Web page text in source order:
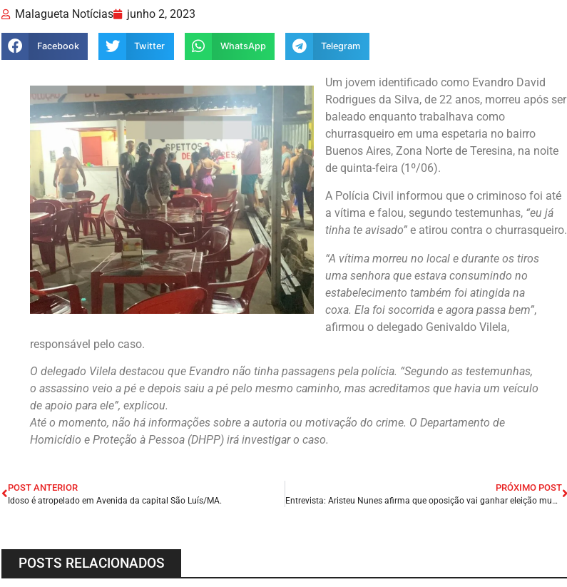
Malagueta Notícias junho 2, 2023
Facebook Twitter WhatsApp Telegram
Um jovem identificado como Evandro David
Rodrigues da Silva, de 22 anos, morreu após ser
baleado enquanto trabalhava como
churrasqueiro em uma espetaria no bairro
Buenos Aires, Zona Norte de Teresina, na noite
de quinta-feira (1º/06).
A Polícia Civil informou que o criminoso foi até
a vítima e falou, segundo testemunhas, “eu já
tinha te avisado” e atirou contra o churrasqueiro.
“A vítima morreu no local e durante os tiros
uma senhora que estava consumindo no
estabelecimento também foi atingida na
coxa. Ela foi socorrida e agora passa bem”,
afirmou o delegado Genivaldo Vilela,
responsável pelo caso.
O delegado Vilela destacou que Evandro não tinha passagens pela polícia. “Segundo as testemunhas,
o assassino veio a pé e depois saiu a pé pelo mesmo caminho, mas acreditamos que havia um veículo
de apoio para ele”, explicou.
Até o momento, não há informações sobre a autoria ou motivação do crime. O Departamento de
Homicídio e Proteção à Pessoa (DHPP) irá investigar o caso.
POST ANTERIOR
Idoso é atropelado em Avenida da capital São Luís/MA.
PRÓXIMO POST
Entrevista: Aristeu Nunes afirma que oposição vai ganhar eleição municipal de 2024 em Presidente Dutra/MA.
POSTS RELACIONADOS